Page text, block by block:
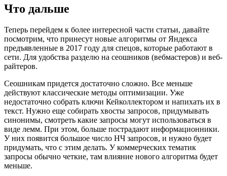
Что дальше
Теперь перейдем к более интересной части статьи, давайте
посмотрим, что принесут новые алгоритмы от Яндекса
предъявленные в 2017 году для спецов, которые работают в
сети. Для удобства разделю на сеошников (вебмастеров) и веб-
райтеров.
Сеошникам придется достаточно сложно. Все меньше
действуют классические методы оптимизации. Уже
недостаточно собрать ключи Кейколлектором и напихать их в
текст. Нужно еще собирать хвосты запросов, придумывать
синонимы, смотреть какие запросы могут использоваться в
виде лемм. При этом, больше пострадают информационники.
У них появится большое число НЧ запросов, и нужно будет
придумать, что с этим делать. У коммерческих тематик
запросы обычно четкие, там влияние нового алгоритма будет
меньше.